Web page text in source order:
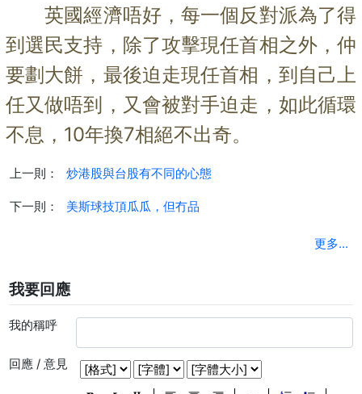
英國經濟唔好，每一個反對派為了得
到選民支持，除了攻擊現任首相之外，仲
要劃大餅，最後迫走現任首相，到自己上
任又做唔到，又會被對手迫走，如此循環
不息，10年換7相絕不出奇。
上一則： 炒港股與台股有不同的心態
下一則： 美斯球技頂瓜瓜，但冇品
更多...
我要回應
我的稱呼
回應 / 意見